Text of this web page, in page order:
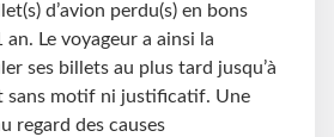
d’avion perdu(s) en bons
an. Le voyageur a ainsi la
ses billets au plus tard jusqu’à
sans motif ni justificatif. Une
regard des causes